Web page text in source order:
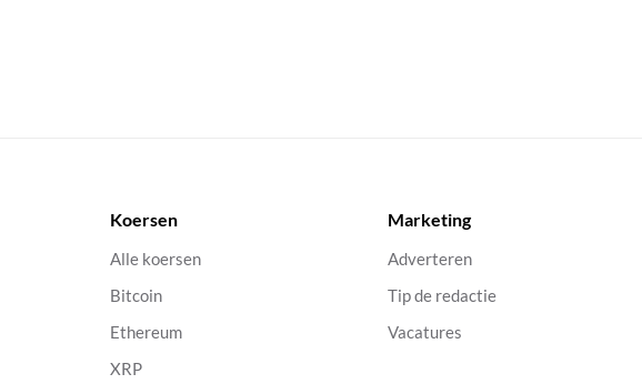
Koersen
Alle koersen
Bitcoin
Ethereum
XRP
Marketing
Adverteren
Tip de redactie
Vacatures